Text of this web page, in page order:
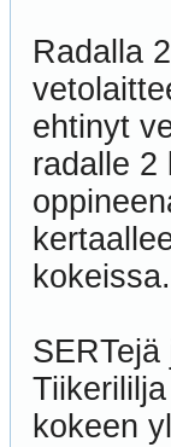
Radalla
ehtinyt
radalle 2
kokeissa.
kokeen